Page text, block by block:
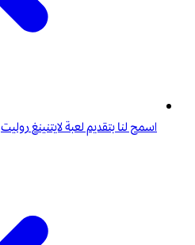
اسمح لنا بتقديم لعبة لايتنينغ روليت